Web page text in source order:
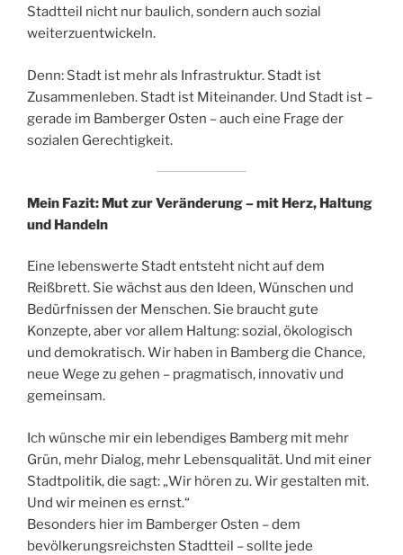
Stadtteil nicht nur baulich, sondern auch sozial
weiterzuentwickeln.
Denn: Stadt ist mehr als Infrastruktur. Stadt ist
Zusammenleben. Stadt ist Miteinander. Und Stadt ist –
gerade im Bamberger Osten – auch eine Frage der
sozialen Gerechtigkeit.
Mein Fazit: Mut zur Veränderung – mit Herz, Haltung
und Handeln
Eine lebenswerte Stadt entsteht nicht auf dem
Reißbrett. Sie wächst aus den Ideen, Wünschen und
Bedürfnissen der Menschen. Sie braucht gute
Konzepte, aber vor allem Haltung: sozial, ökologisch
und demokratisch. Wir haben in Bamberg die Chance,
neue Wege zu gehen – pragmatisch, innovativ und
gemeinsam.
Ich wünsche mir ein lebendiges Bamberg mit mehr
Grün, mehr Dialog, mehr Lebensqualität. Und mit einer
Stadtpolitik, die sagt: „Wir hören zu. Wir gestalten mit.
Und wir meinen es ernst.“
Besonders hier im Bamberger Osten – dem
bevölkerungsreichsten Stadtteil – sollte jede